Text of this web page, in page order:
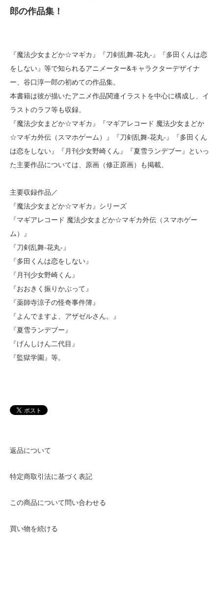
郎の作品集！
『魔法少女まどか☆マギカ』『刀剣乱舞-花丸-』『多田くんは恋
をしない』等で知られるアニメーター&キャラクターデザイナ
ー、谷口淳一郎の初めての作品集。
本書籍は彼が描いたアニメ作品関連イラストを中心に構成し、イ
ラストのラフ等も収録。
『魔法少女まどか☆マギカ』『マギアレコード 魔法少女まどか
☆マギカ外伝（スマホゲーム）』『刀剣乱舞-花丸-』『多田くん
は恋をしない』『月刊少女野崎くん』『夏雪ランデブー』といっ
た主要作品については、原画（修正原画）も掲載。
主要収録作品／
『魔法少女まどか☆マギカ』シリーズ
『マギアレコード 魔法少女まどか☆マギカ外伝（スマホゲー
ム）』
『刀剣乱舞-花丸-』
『多田くんは恋をしない』
『月刊少女野崎くん』
『おおきく振りかぶって』
『薬師寺涼子の怪奇事件簿』
『よんでますよ、アザゼルさん。』
『夏雪ランデブー』
『げんしけん二代目』
『監獄学園』等。
返品について
特定商取引法に基づく表記
この商品について問い合わせる
買い物を続ける